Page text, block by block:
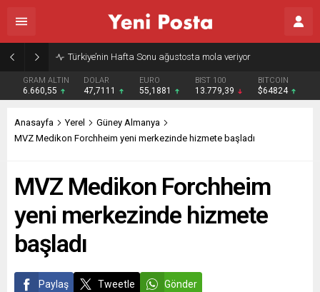
Gazze’nin geleceği: Teknokratik kontrol mü, kolonializm mi?
GRAM ALTIN
6.660,55
DOLAR
47,7111
EURO
55,1881
BIST 100
13.779,39
BITCOIN
$64824
Anasayfa Yerel
Güney Almanya
MVZ Medikon Forchheim yeni merkezinde hizmete başladı
MVZ Medikon Forchheim
yeni merkezinde hizmete
başladı
Paylaş Tweetle Gönder